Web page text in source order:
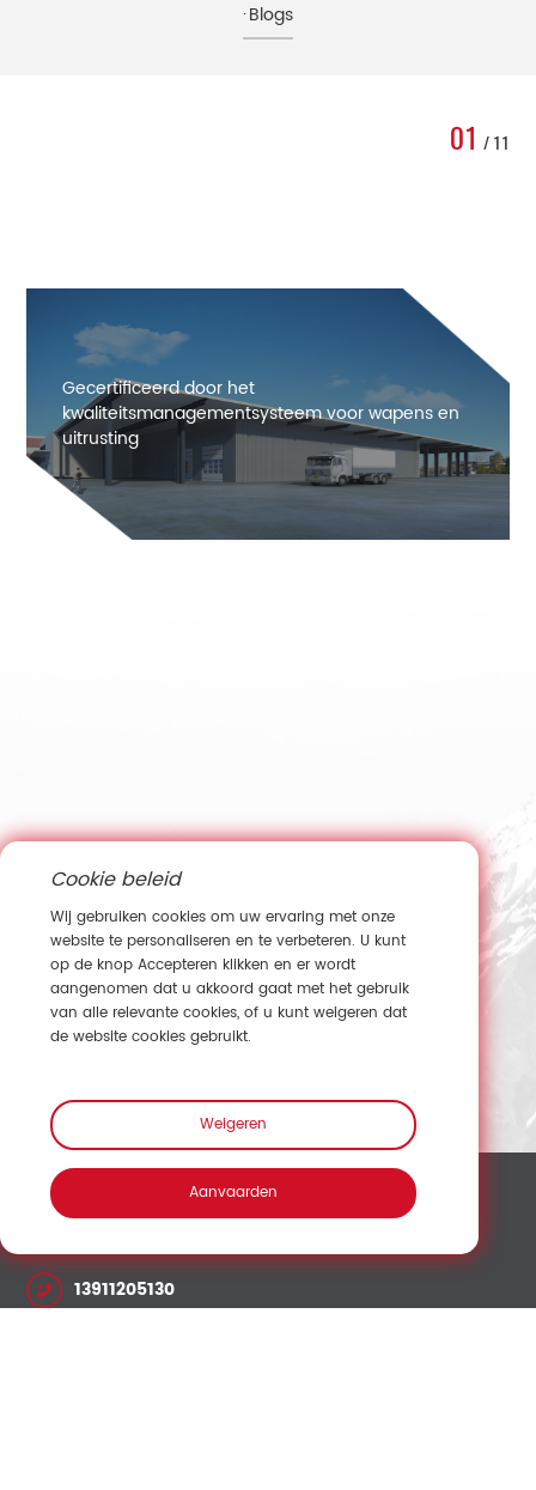
Blogs
Gecertificeerd door het
kwaliteitsmanagementsysteem voor wapens en
uitrusting
2021
01 / 11
13911205130
Cookie beleid
Wij gebruiken cookies om uw ervaring met onze
website te personaliseren en te verbeteren. U kunt
op de knop Accepteren klikken en er wordt
aangenomen dat u akkoord gaat met het gebruik
van alle relevante cookies, of u kunt weigeren dat
de website cookies gebruikt.
Weigeren
Aanvaarden